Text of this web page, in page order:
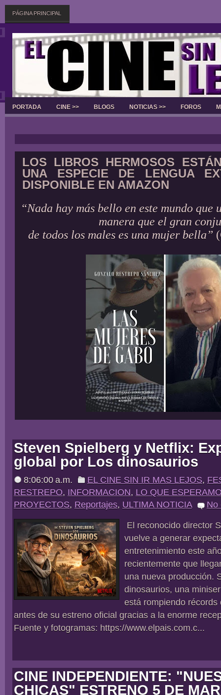
PÁGINA PRINCIPAL
PORTADA CINE >> BLOGS NOTICIAS >> FOROS
LOS LIBROS HERMOSOS
UNA ESPECIE DE LENGUA
DISPONIBLE EN AMAZON
“Nada hay más bello en este mundo que
manera que el gran
de todos los males es una mujer bella”
Steven Spielberg y Netflix:
global por Los dinosaurios
8:06:00 a.m. EL CINE SIN IR MAS LEJOS,
RESTREPO, INFORMACION, LO QUE
PROYECTOS, Reportajes, ULTIMA NOTICIA
No
El reconocido director
vuelve a generar
entretenimiento este
recientemente que
una nueva producción.
dinosaurios, una
está rompiendo
antes de su estreno oficial gracias a la enorme
Fuente y fotogramas: https://www.elpais.com.c...
CINE INDEPENDIENTE:
CHICAS" ESTRENO 5 DE